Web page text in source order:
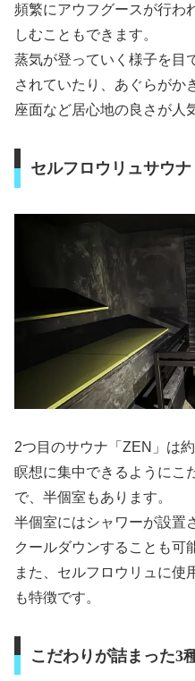
頻繁にアウフグースが行わ
しむこともできます。
蒸気が登っていく様子を目
されていたり、あぐらがか
座面など居心地の良さが人
セルフロウリュサウナ
2つ目のサウナ「ZEN」は
瞑想に集中できるようにこ
で、半個室もあります。
半個室にはシャワーが設置
クールダウンすることも可
また、セルフロウリュに使
も特徴です。
こだわりが詰まった3